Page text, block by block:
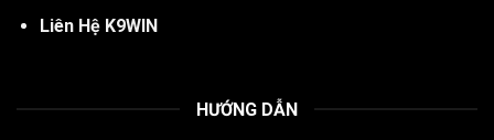
Liên Hệ K9WIN
HƯỚNG DẪN